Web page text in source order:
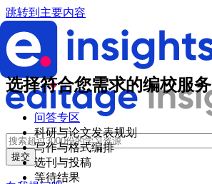
跳转到主要内容
选择符合您需求的编校服务
问答专区
科研与论文发表规划
写作与格式编排
选刊与投稿
等待结果